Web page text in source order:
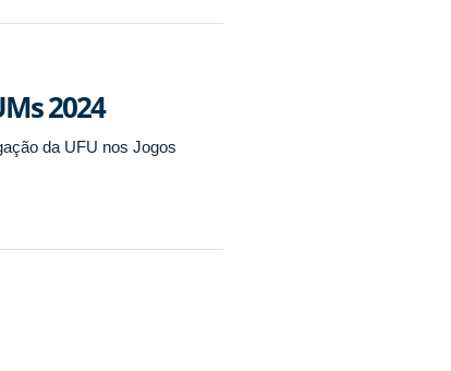
2024
da UFU nos Jogos